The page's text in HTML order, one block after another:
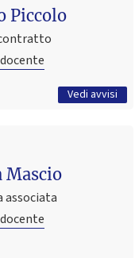
Piccolo
Vedi avvisi
DEL 21/10/2024
2024 09:35
Tutti gli avvisi
Mascio
associata